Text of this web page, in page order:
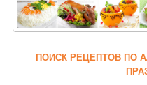
ПОИСК РЕЦЕПТОВ ПО